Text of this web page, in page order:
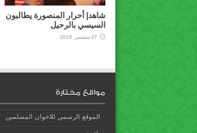
شاهد| أحرار المنصورة يطالبون
السيسي بالرحيل
27 سبتمبر، 2019
مواقع مختارة
الموقع الرسمي للاخوان المسلمين